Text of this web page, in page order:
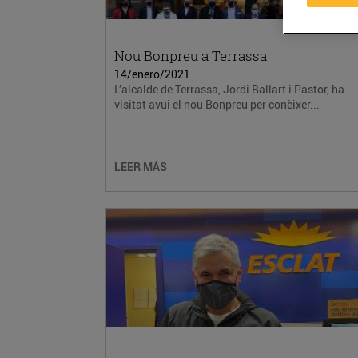
Nou Bonpreu a Terrassa
14/enero/2021
L’alcalde de Terrassa, Jordi Ballart i Pastor, ha
visitat avui el nou Bonpreu per conèixer...
LEER MÁS